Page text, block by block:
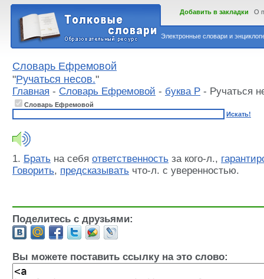
Электронные словари и
Добавить в закладки О
Словарь Ефремовой
"Ручаться несов."
Главная - Словарь Ефремовой - буква Р - Ручаться
Словарь Ефремовой
Искать!
1. Брать на себя ответственность за кого-л.,
Говорить, предсказывать что-л. с уверенностью.
Поделитесь с друзьями:
Вы можете поставить ссылку на это слово: